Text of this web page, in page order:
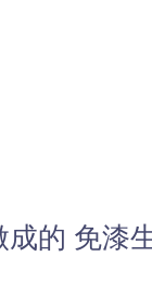
的 免漆